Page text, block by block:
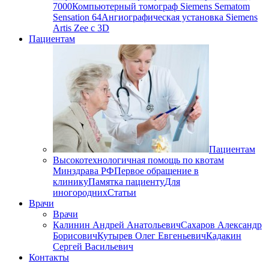
7000Компьютерный томограф Siemens Sematom
Sensation 64Ангиографическая установка Siemens
Artis Zee с 3D
Пациентам
Пациентам
Высокотехнологичная помощь по квотам
Минздрава РФПервое обращение в
клиникуПамятка пациентуДля
иногороднихСтатьи
Врачи
Врачи
Калинин Андрей АнатольевичСахаров Александр
БорисовичКутырев Олег ЕвгеньевичКадакин
Сергей Васильевич
Контакты